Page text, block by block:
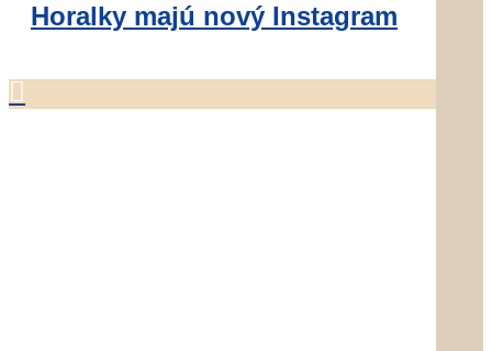
Horalky majú nový Instagram
